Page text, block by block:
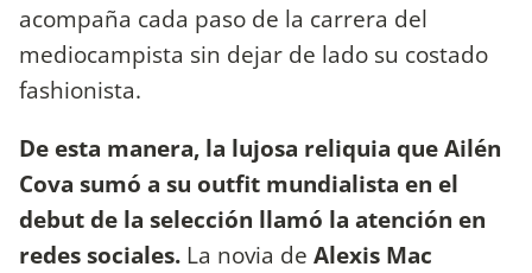
acompaña cada paso de la carrera del
mediocampista sin dejar de lado su costado
fashionista.
De esta manera, la lujosa reliquia que Ailén
Cova sumó a su outfit mundialista en el
debut de la selección llamó la atención en
redes sociales. La novia de Alexis Mac